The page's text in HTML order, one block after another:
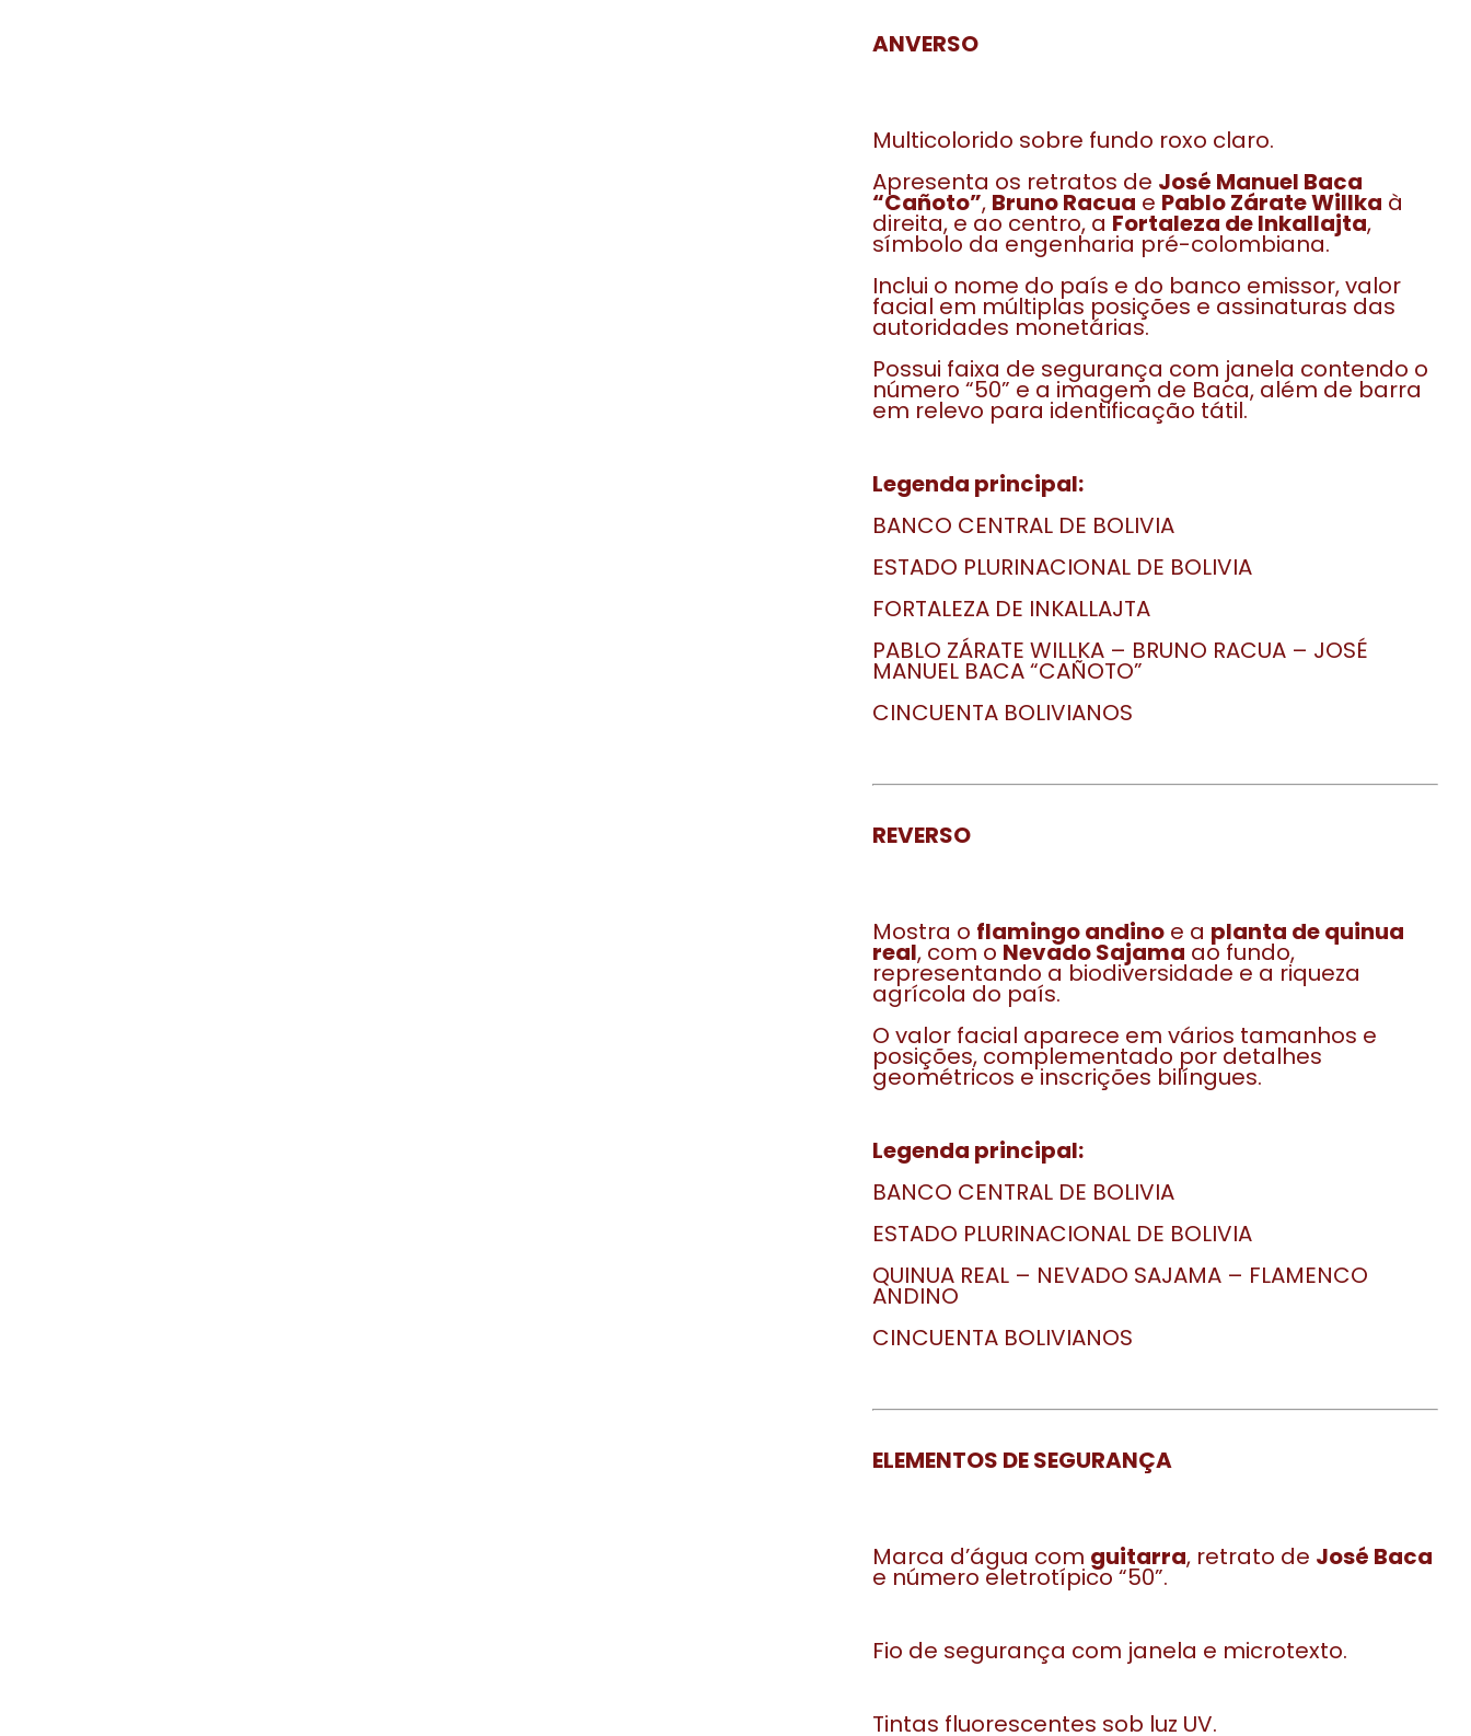
ANVERSO
Multicolorido sobre fundo roxo claro.
Apresenta os retratos de José Manuel Baca
“Cañoto”, Bruno Racua e Pablo Zárate Willka à
direita, e ao centro, a Fortaleza de Inkallajta,
símbolo da engenharia pré-colombiana.
Inclui o nome do país e do banco emissor, valor
facial em múltiplas posições e assinaturas das
autoridades monetárias.
Possui faixa de segurança com janela contendo o
número “50” e a imagem de Baca, além de barra
em relevo para identificação tátil.
Legenda principal:
BANCO CENTRAL DE BOLIVIA
ESTADO PLURINACIONAL DE BOLIVIA
FORTALEZA DE INKALLAJTA
PABLO ZÁRATE WILLKA – BRUNO RACUA – JOSÉ
MANUEL BACA “CAÑOTO”
CINCUENTA BOLIVIANOS
REVERSO
Mostra o flamingo andinoe a planta de quinua
real, com o Nevado Sajama ao fundo,
representando a biodiversidade e a riqueza
agrícola do país.
O valor facial aparece em vários tamanhos e
posições, complementado por detalhes
geométricos e inscrições bilíngues.
Legenda principal:
BANCO CENTRAL DE BOLIVIA
ESTADO PLURINACIONAL DE BOLIVIA
QUINUA REAL – NEVADO SAJAMA – FLAMENCO
ANDINO
CINCUENTA BOLIVIANOS
ELEMENTOS DE SEGURANÇA
Marca d’água com guitarra, retrato de José Baca
e número eletrotípico “50”.
Fio de segurança com janela e microtexto.
Tintas fluorescentes sob luz UV.